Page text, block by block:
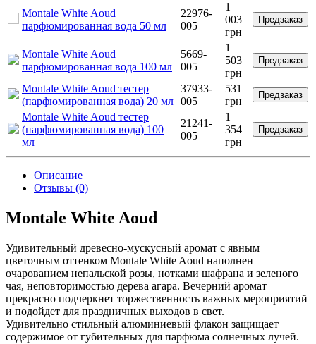
Montale White Aoud
парфюмированная вода 50 мл
22976-
005
1
003
грн
Предзаказ
Montale White Aoud
парфюмированная вода 100 мл
5669-
005
1
503
грн
Предзаказ
Montale White Aoud тестер
(парфюмированная вода) 20 мл
37933-
005
531
грн
Предзаказ
Montale White Aoud тестер
(парфюмированная вода) 100
мл
21241-
005
1
354
грн
Предзаказ
Описание
Отзывы (0)
Montale White Aoud
Удивительный древесно-мускусный аромат с явным
цветочным оттенком Montale White Aoud наполнен
очарованием непальской розы, нотками шафрана и зеленого
чая, неповторимостью дерева агара. Вечерний аромат
прекрасно подчеркнет торжественность важных мероприятий
и подойдет для праздничных выходов в свет.
Удивительно стильный алюминиевый флакон защищает
содержимое от губительных для парфюма солнечных лучей.